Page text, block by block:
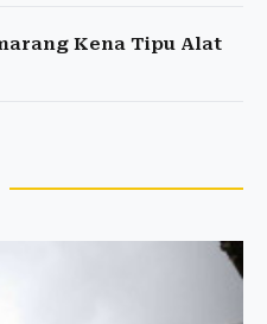
Kena Tipu Alat